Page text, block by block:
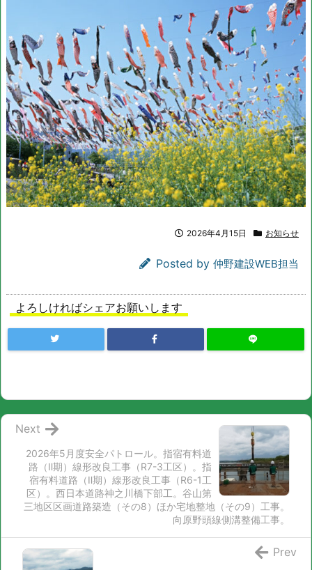
2
6
年
0
5
月
1
0
日
（日
曜
2026年4月15日 お知らせ
Posted by 仲野建設WEB担当
よろしければシェアお願いします
2026年5月度安全パトロール。指宿有料道
路（Ⅱ期）線形改良工事（R7-3工区）。指
宿有料道路（Ⅱ期）線形改良工事（R6-1工
区）。西日本道路神之川橋下部工。谷山第
三地区区画道路築造（その8）ほか宅地整地（その9）工事。
向原野頭線側溝整備工事。
Next
Prev